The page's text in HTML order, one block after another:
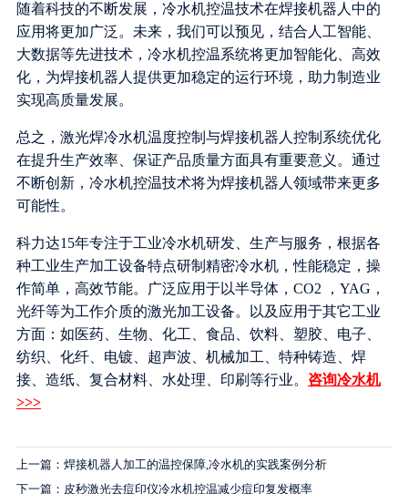
随着科技的不断发展，冷水机控温技术在焊接机器人中的
应用将更加广泛。未来，我们可以预见，结合人工智能、
大数据等先进技术，冷水机控温系统将更加智能化、高效
化，为焊接机器人提供更加稳定的运行环境，助力制造业
实现高质量发展。
总之，激光焊冷水机温度控制与焊接机器人控制系统优化
在提升生产效率、保证产品质量方面具有重要意义。通过
不断创新，冷水机控温技术将为焊接机器人领域带来更多
可能性。
科力达15年专注于工业冷水机研发、生产与服务，根据各
种工业生产加工设备特点研制精密冷水机，性能稳定，操
作简单，高效节能。广泛应用于以半导体，CO2 ，YAG，
光纤等为工作介质的激光加工设备。以及应用于其它工业
方面：如医药、生物、化工、食品、饮料、塑胶、电子、
纺织、化纤、电镀、超声波、机械加工、特种铸造、焊
接、造纸、复合材料、水处理、印刷等行业。 咨询冷水机
>>>
上一篇：焊接机器人加工的温控保障,冷水机的实践案例分析
下一篇：皮秒激光去痘印仪冷水机控温减少痘印复发概率